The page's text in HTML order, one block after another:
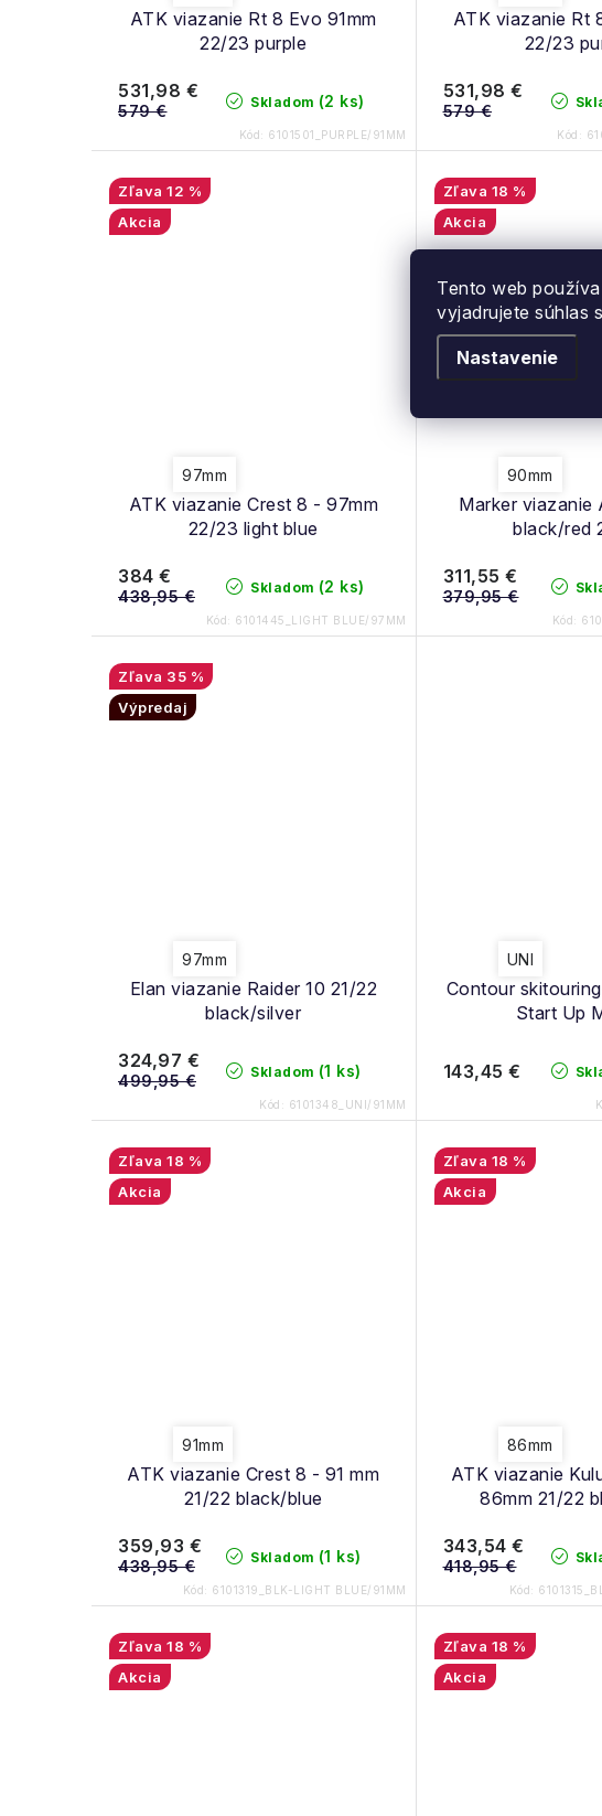
Tento web
vyjadrujete súhlas
Nastavenie
ATK viazanie Rt 8 Evo 91mm
22/23 purple
Skladom (2 ks)
531,98 €
579 €
Kód: 6101501_PURPLE/91MM
ATK viazanie Rt
22/23
531,98 €
579 €
Kód:
ATK viazanie Crest 8 - 97mm
22/23 light blue
12 %
Akcia
97mm
Skladom (2 ks)
384 €
438,95 €
Kód: 6101445_LIGHT BLUE/97MM
Marker viazanie
black/red
18 %
Akcia
90mm
311,55 €
379,95 €
Kód:
Elan viazanie Raider 10 21/22
black/silver
35 %
Výpredaj
97mm
Skladom (1 ks)
324,97 €
499,95 €
Kód: 6101348_UNI/91MM
Contour
Start Up
UNI
143,45 €
ATK viazanie Crest 8 - 91 mm
21/22 black/blue
18 %
Akcia
91mm
Skladom (1 ks)
359,93 €
438,95 €
Kód: 6101319_BLK-LIGHT BLUE/91MM
ATK viazanie
86mm 21/22
18 %
Akcia
86mm
343,54 €
418,95 €
Kód:
18 %
Akcia
18 %
Akcia